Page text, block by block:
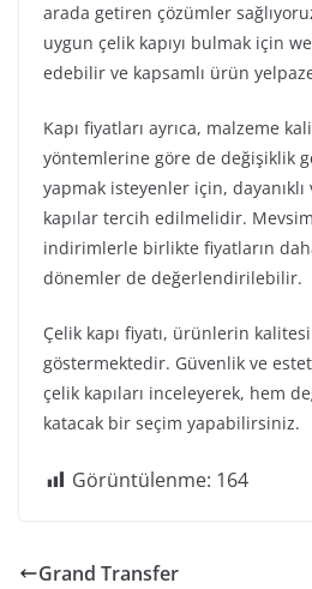
arada getiren çözümler
uygun çelik kapıyı bulmak için
edebilir ve kapsamlı ürün
Kapı fiyatları ayrıca, malzeme
yöntemlerine göre de değişiklik
yapmak isteyenler için,
kapılar tercih edilmelidir.
indirimlerle birlikte fiyatların
dönemler de değerlendirilebilir.
Çelik kapı fiyatı, ürünlerin
göstermektedir. Güvenlik ve
çelik kapıları inceleyerek, hem
katacak bir seçim yapabilirsiniz.
Görüntülenme: 164
Grand Transfer